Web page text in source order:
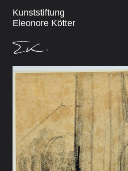
Kunststiftung
Eleonore Kötter